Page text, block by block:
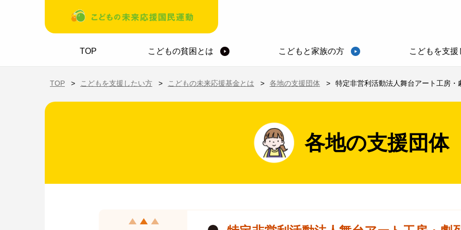
ホーム
TOP
こどもの貧困とは こどもと家族の方 こどもを支援
TOP こどもを支援したい方 こどもの未来応援基金とは 各地の支援団体 特定非営利活動法人舞台アート工房・
各地の支援団体